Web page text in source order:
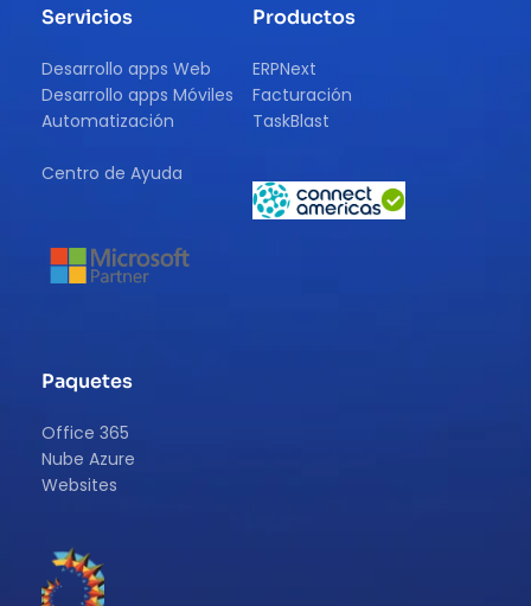
Servicios
Desarrollo apps Web
Desarrollo apps Móviles
Automatización
Centro de Ayuda
Productos
ERPNext
Facturación
TaskBlast
Paquetes
Office 365
Nube Azure
Websites